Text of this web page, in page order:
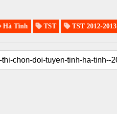
Hà Tĩnh TST TST 2012-2013